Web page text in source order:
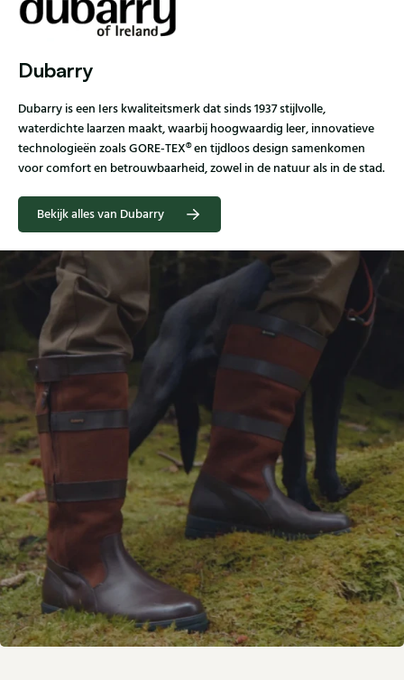
Dubarry
Dubarry is een Iers kwaliteitsmerk dat sinds 1937 stijlvolle,
waterdichte laarzen maakt, waarbij hoogwaardig leer, innovatieve
technologieën zoals GORE‑TEX® en tijdloos design samenkomen
voor comfort en betrouwbaarheid, zowel in de natuur als in de stad.
Bekijk alles van Dubarry